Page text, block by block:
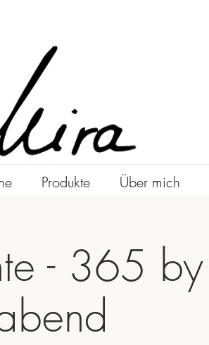
Produkte Über mich
- 365